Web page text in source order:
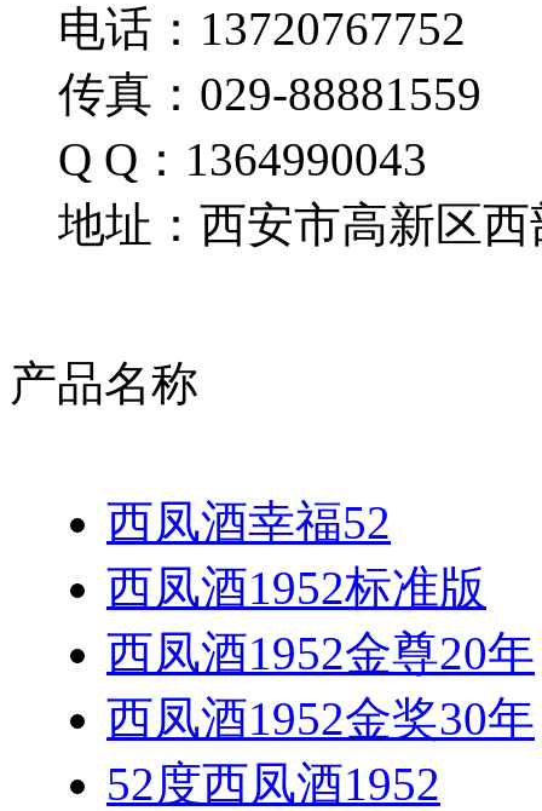
电话：13720767752
传真：029-88881559
Q Q：1364990043
地址：西安市高新区西
产品名称
西凤酒幸福52
西凤酒1952标准版
西凤酒1952金尊20年
西凤酒1952金奖30年
52度西凤酒1952